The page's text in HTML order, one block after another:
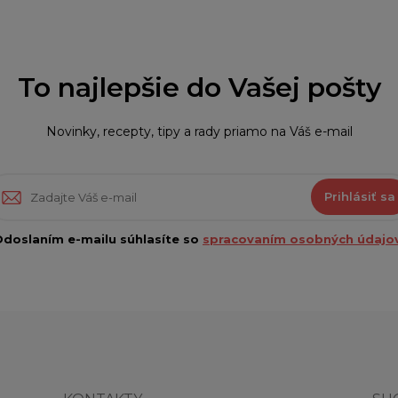
To najlepšie do Vašej pošty
Novinky, recepty, tipy a rady priamo na Váš e-mail
Prihlásiť sa
e-mailu súhlasíte so spracovaním osobných